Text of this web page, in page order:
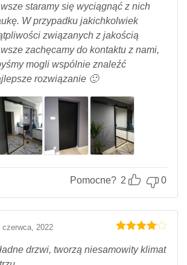
staramy się wyciągnąć z nich
W przypadku jakichkolwiek
związanych z jakością
zachęcamy do kontaktu z nami,
mogli wspólnie znaleźć
rozwiązanie 🙂
Pomocne? 2 0
4na 5.
czerwca, 2022
drzwi, tworzą niesamowity klimat